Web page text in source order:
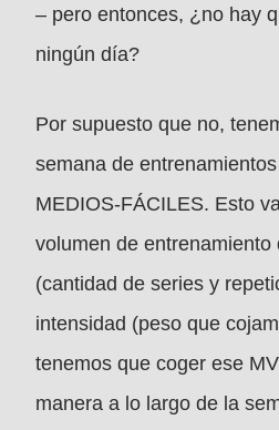
– pero entonces, ¿no hay
ningún día?
Por supuesto que no,
semana de
MEDIOS-FÁCILES. Esto
volumen de entrenamiento
(cantidad de series y
intensidad (peso que
tenemos que coger ese
manera a lo largo de la